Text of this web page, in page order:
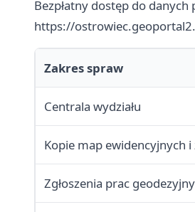
Bezpłatny dostęp do
https://
Zakres spraw
Centrala wydziału
Kopie map ewidencyjnych i
Zgłoszenia prac